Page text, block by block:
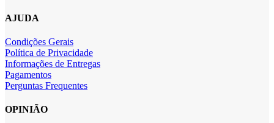
AJUDA
Condições Gerais
Política de Privacidade
Informações de Entregas
Pagamentos
Perguntas Frequentes
OPINIÃO